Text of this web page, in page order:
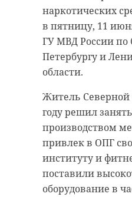
наркотических
в пятницу, 11
ГУ МВД России по
Петербургу и
области.
Житель Северной
году решил
производством
привлек в ОПГ
институту и
поставили
оборудование в
случаев
Всего в России за
пандемии
454 пациента,
диагноз сняли с
Также в стране
миллионов
Фото: рixabay.com
Планируется, что
проложен до
Финляндии.
Фото: рixabay.com
светогорск
велодорожки
финляндия